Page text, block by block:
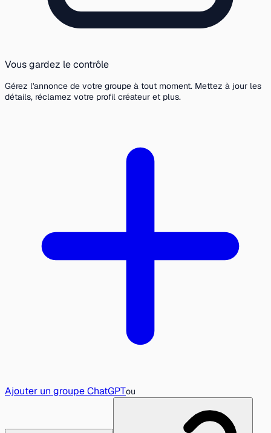
Vous gardez le contrôle
Gérez l'annonce de votre groupe à tout moment. Mettez à jour les
détails, réclamez votre profil créateur et plus.
Ajouter un groupe ChatGPTou